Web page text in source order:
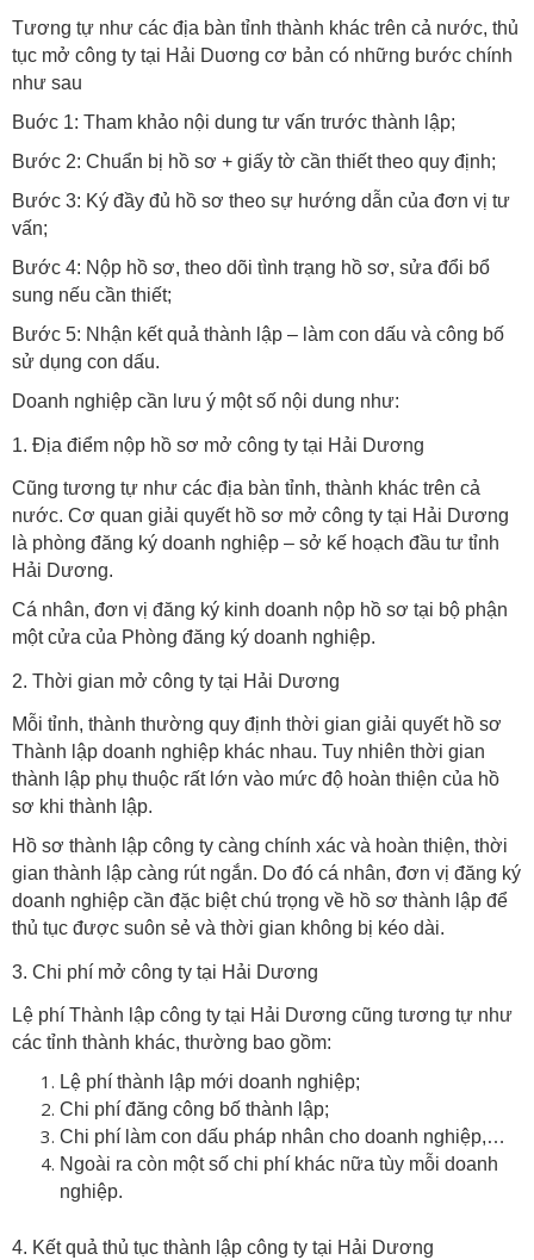
Tương tự như các địa bàn tỉnh thành khác trên cả nước, thủ
tục mở công ty tại Hải Duơng cơ bản có những bước chính
như sau
Buớc 1: Tham khảo nội dung tư vấn trước thành lập;
Bước 2: Chuẩn bị hồ sơ + giấy tờ cần thiết theo quy định;
Bước 3: Ký đầy đủ hồ sơ theo sự hướng dẫn của đơn vị tư
vấn;
Bước 4: Nộp hồ sơ, theo dõi tình trạng hồ sơ, sửa đổi bổ
sung nếu cần thiết;
Bước 5: Nhận kết quả thành lập – làm con dấu và công bố
sử dụng con dấu.
Doanh nghiệp cần lưu ý một số nội dung như:
1. Địa điểm nộp hồ sơ mở công ty tại Hải Dương
Cũng tương tự như các địa bàn tỉnh, thành khác trên cả
nước. Cơ quan giải quyết hồ sơ mở công ty tại Hải Dương
là phòng đăng ký doanh nghiệp – sở kế hoạch đầu tư tỉnh
Hải Dương.
Cá nhân, đơn vị đăng ký kinh doanh nộp hồ sơ tại bộ phận
một cửa của Phòng đăng ký doanh nghiệp.
2. Thời gian mở công ty tại Hải Dương
Mỗi tỉnh, thành thường quy định thời gian giải quyết hồ sơ
Thành lập doanh nghiệp khác nhau. Tuy nhiên thời gian
thành lập phụ thuộc rất lớn vào mức độ hoàn thiện của hồ
sơ khi thành lập.
Hồ sơ thành lập công ty càng chính xác và hoàn thiện, thời
gian thành lập càng rút ngắn. Do đó cá nhân, đơn vị đăng ký
doanh nghiệp cần đặc biệt chú trọng về hồ sơ thành lập để
thủ tục được suôn sẻ và thời gian không bị kéo dài.
3. Chi phí mở công ty tại Hải Dương
Lệ phí Thành lập công ty tại Hải Dương cũng tương tự như
các tỉnh thành khác, thường bao gồm:
Lệ phí thành lập mới doanh nghiệp;
Chi phí đăng công bố thành lập;
Chi phí làm con dấu pháp nhân cho doanh nghiệp,…
Ngoài ra còn một số chi phí khác nữa tùy mỗi doanh
nghiệp.
4. Kết quả thủ tục thành lập công ty tại Hải Dương